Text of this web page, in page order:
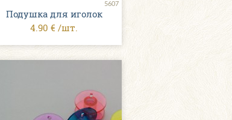
5607
Подушка для иголок
4.90 € /шт.